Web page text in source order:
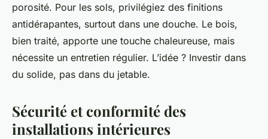
porosité. Pour les sols, privilégiez des finitions
antidérapantes, surtout dans une douche. Le bois,
bien traité, apporte une touche chaleureuse, mais
nécessite un entretien régulier. L’idée ? Investir dans
du solide, pas dans du jetable.
Sécurité et conformité des
installations intérieures